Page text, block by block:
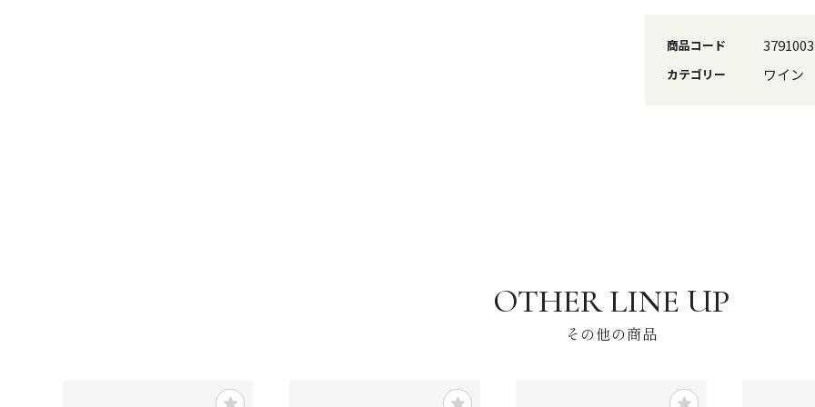
商品コード 3791003
カテゴリー ワイン
その他の商品